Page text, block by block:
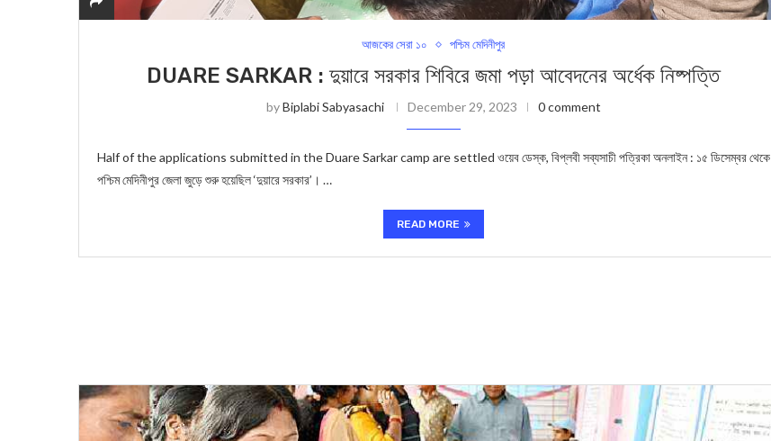
আজকের সেরা ১০ পশ্চিম মেদিনীপুর
DUARE SARKAR : দুয়ারে সরকার শিবিরে জমা পড়া আবেদনের অর্ধেক নিষ্পত্তি
byBiplabi Sabyasachi December 29, 2023 0 comment
Half of the applications submitted in the Duare Sarkar camp are settled ওয়েব ডেস্ক, বিপ্লবী সব্যসাচী পত্রিকা অনলাইন : ১৫ ডিসেম্বর থেকে
পশ্চিম মেদিনীপুর জেলা জুড়ে শুরু হয়েছিল ‘দুয়ারে সরকার’। …
READ MORE